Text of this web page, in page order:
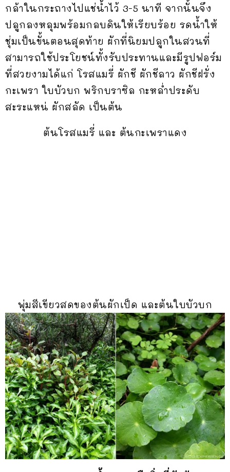
กล้าในกระถางไปแช่น้ำไว้ 3-5 นาที จากนั้นจึง
ปลูกลงหลุมพร้อมกลบดินให้เรียบร้อย รดน้ำให้
ชุ่มเป็นขั้นตอนสุดท้าย ผักที่นิยมปลูกในสวนที่
สามารถใช้ประโยชน์ทั้งรับประทานและมีรูปฟอร์ม
ที่สวยงามได้แก่ โรสแมรี่ ผักชี ผักชีลาว ผักชีฝรั่ง
กะเพรา ใบบัวบก พริกบราซิล กะหล่ำประดับ
สะระแหน่ ผักสลัด เป็นต้น
ต้นโรสแมรี่ และ ต้นกะเพราแดง
พุ่มสีเขียวสดของต้นผักเป็ด และต้นใบบัวบก